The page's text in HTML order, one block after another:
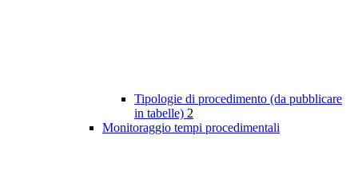
Tipologie di procedimento (da pubblicare
in tabelle) 2
Monitoraggio tempi procedimentali